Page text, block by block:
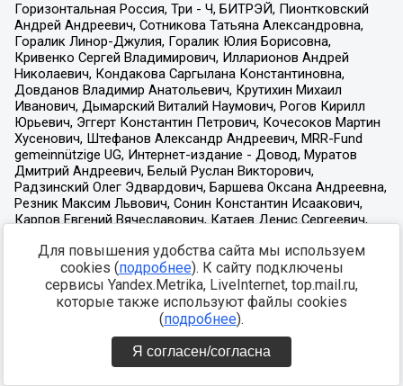
Для повышения удобства сайта мы используем
cookies (подробнее). К сайту подключены
сервисы Yandex.Metrika, LiveInternet, top.mail.ru,
которые также используют файлы cookies
(подробнее).
Я согласен/согласна